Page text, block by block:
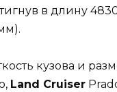
в длину
кузова и
Land Cruiser